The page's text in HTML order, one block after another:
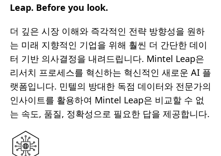
Leap. Before you look.
더 깊은 시장 이해와 즉각적인 전략 방향성을 원하
는 미래 지향적인 기업을 위해 훨씬 더 간단한 데이
터 기반 의사결정을 내려드립니다. Mintel Leap은
리서치 프로세스를 혁신하는 혁신적인 새로운 AI 플
랫폼입니다. 민텔의 방대한 독점 데이터와 전문가의
인사이트를 활용하여 Mintel Leap은 비교할 수 없
는 속도, 품질, 정확성으로 필요한 답을 제공합니다.